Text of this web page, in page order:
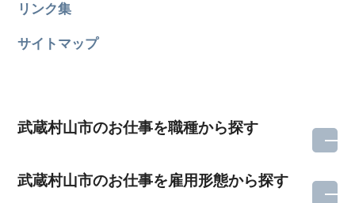
リンク集
サイトマップ
武蔵村山市のお仕事を職種から探す
武蔵村山市のお仕事を雇用形態から探す